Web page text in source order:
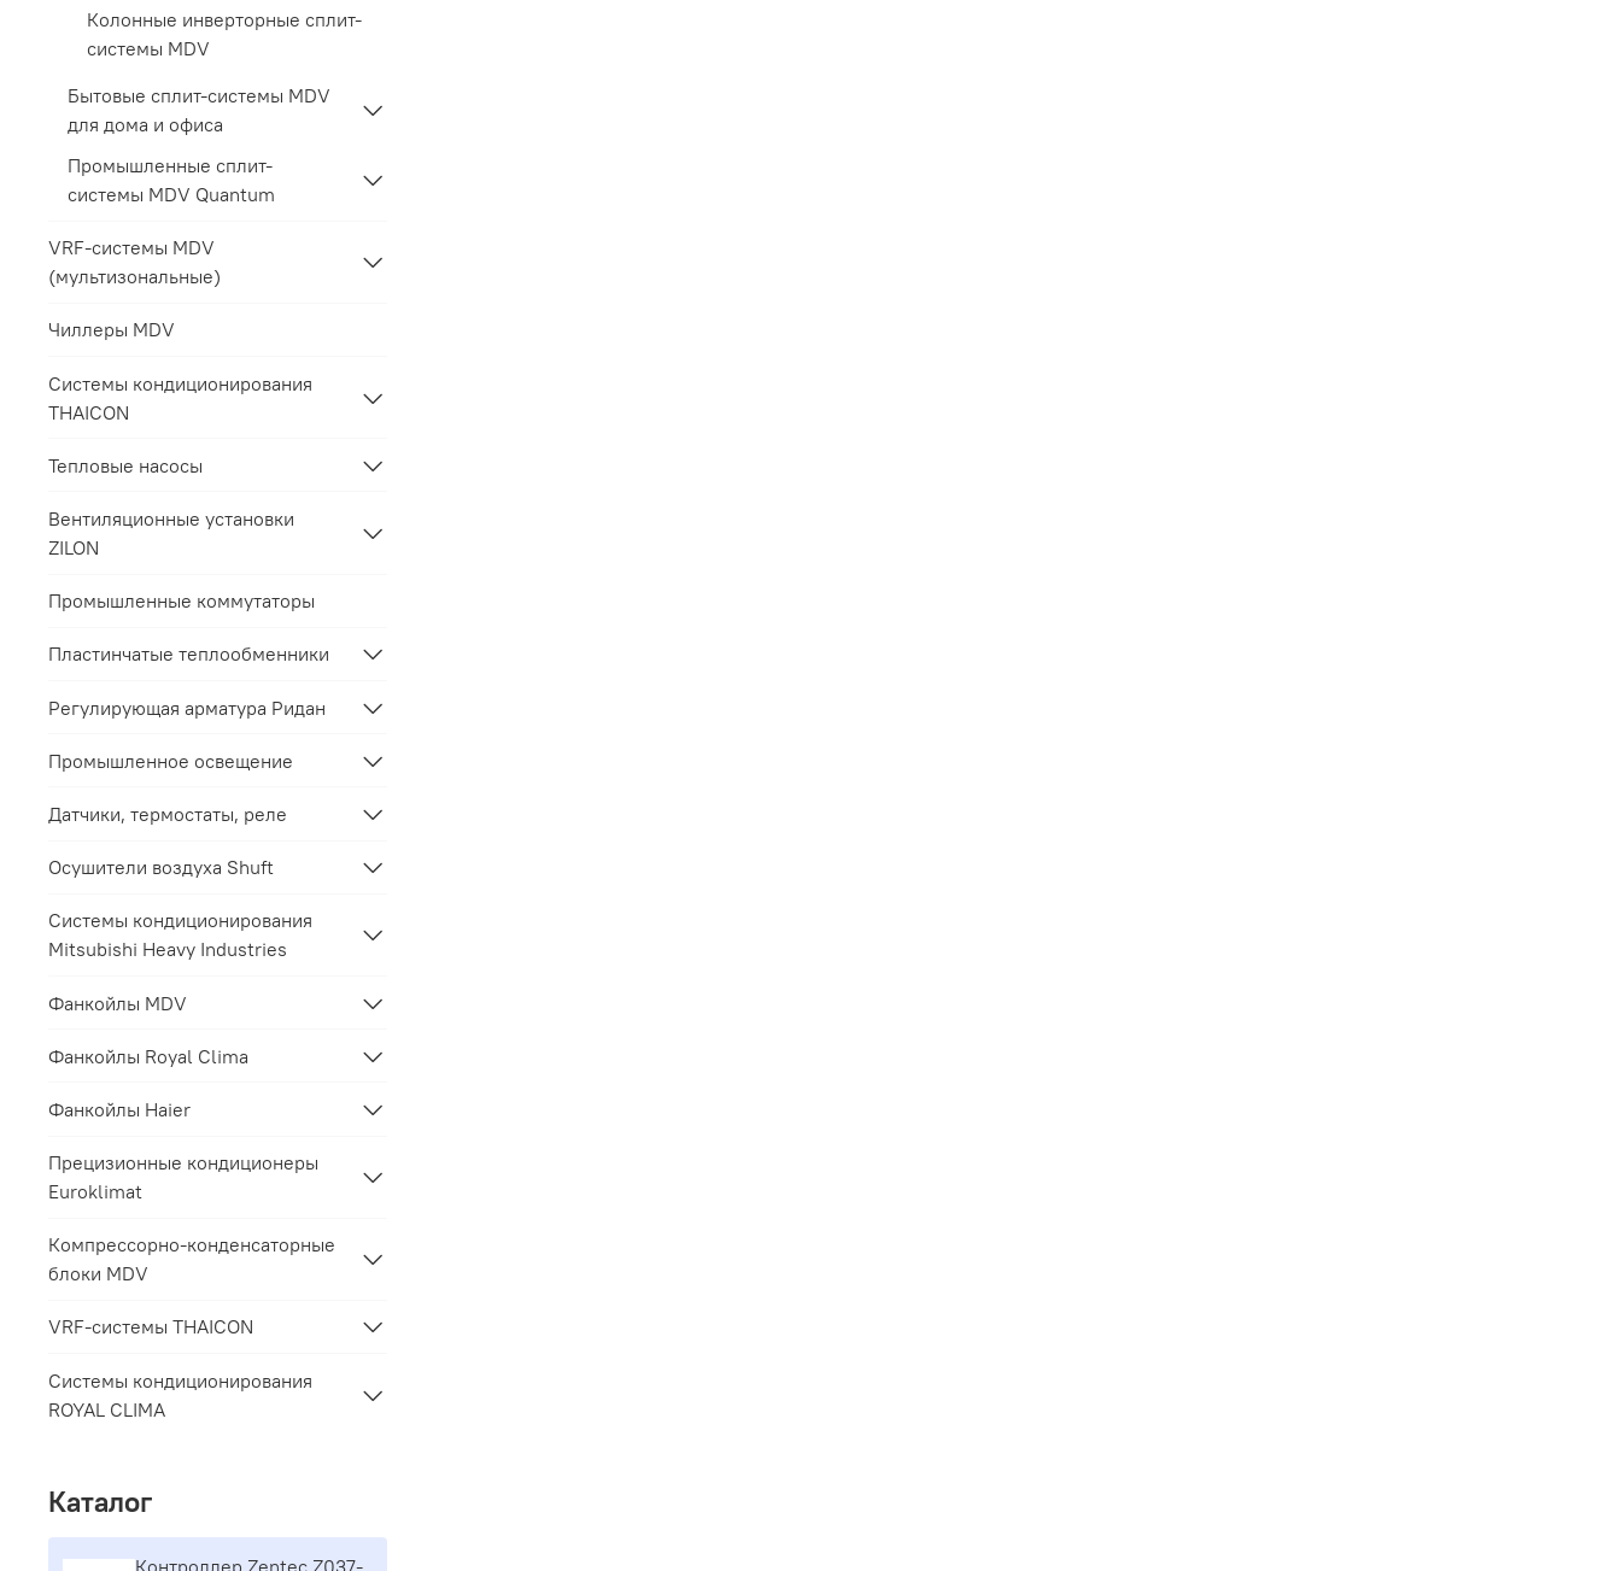
Колонные инверторные сплит-
системы MDV
Бытовые сплит-системы MDV
для дома и офиса
Промышленные сплит-
системы MDV Quantum
VRF-системы MDV
(мультизональные)
Чиллеры MDV
Системы кондиционирования
THAICON
Тепловые насосы
Вентиляционные установки
ZILON
Промышленные коммутаторы
Пластинчатые теплообменники
Регулирующая арматура Ридан
Промышленное освещение
Датчики, термостаты, реле
Осушители воздуха Shuft
Системы кондиционирования
Mitsubishi Heavy Industries
Фанкойлы MDV
Фанкойлы Royal Clima
Фанкойлы Haier
Прецизионные кондиционеры
Euroklimat
Компрессорно-конденсаторные
блоки MDV
VRF-системы THAICON
Системы кондиционирования
ROYAL CLIMA
Каталог
Контроллер Zentec Z037-